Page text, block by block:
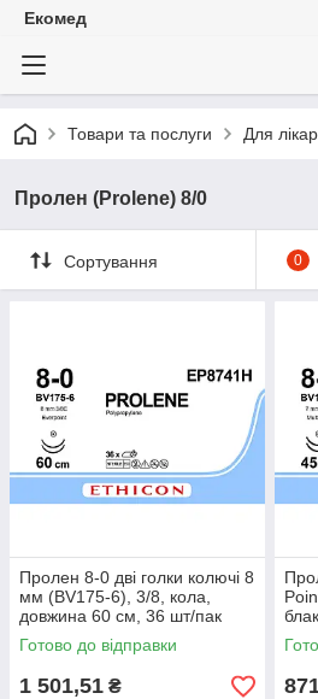
Екомед
Товари та послуги Для
Пролен (Prolene) 8/0
Сортування 0
Пролен 8-0 дві голки колючі 8
мм (BV175-6), 3/8, кола,
довжина 60 см, 36 шт/пак
Готово до відправки
1 501,51 ₴